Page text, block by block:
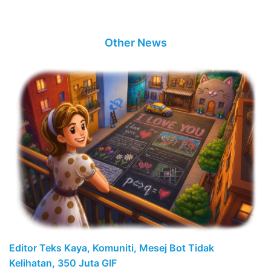
Other News
Editor Teks Kaya, Komuniti, Mesej Bot Tidak
Kelihatan, 350 Juta GIF